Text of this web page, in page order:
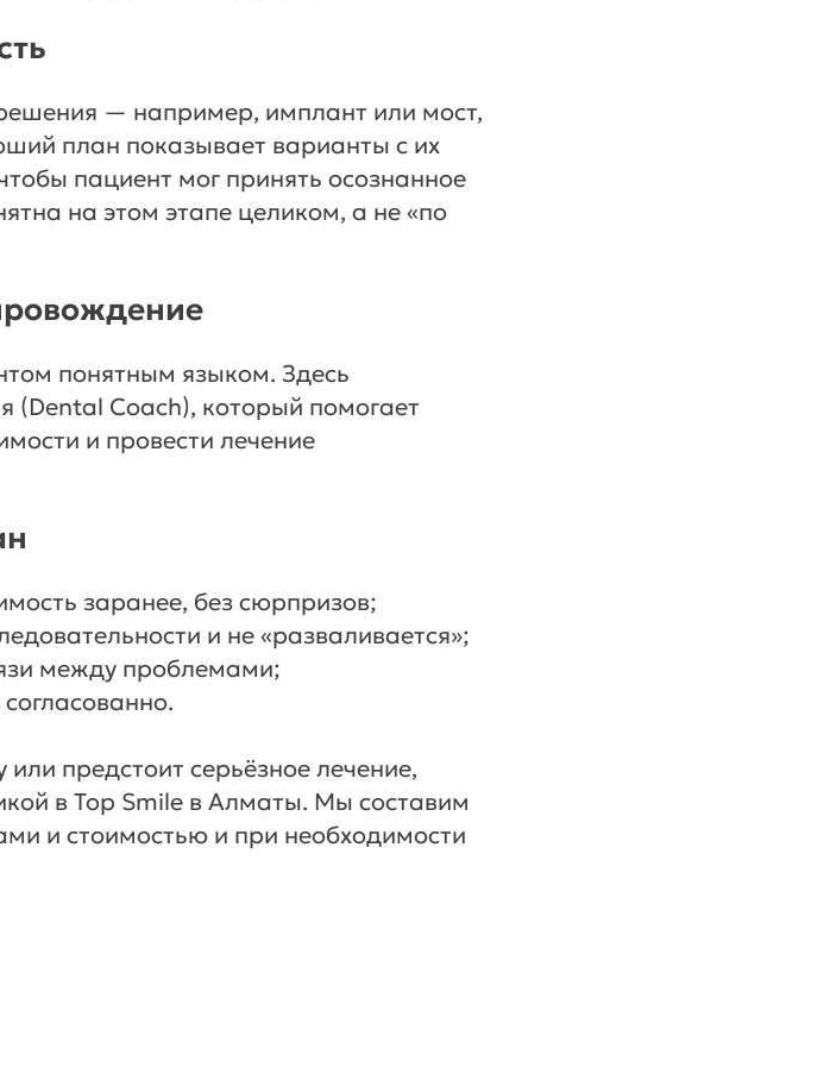
— например, имплант или мост,
план показывает варианты с их
пациент мог принять осознанное
на этом этапе целиком, а не «по
понятным языком. Здесь
(Dental Coach), который помогает
и провести лечение
заранее, без сюрпризов;
и не «разваливается»;
между проблемами;
предстоит серьёзное лечение,
в Top Smile в Алматы. Мы составим
и стоимостью и при необходимости